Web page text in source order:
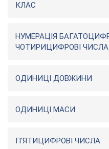
КЛАС
НУМЕРАЦІЯ
ЧОТИРИЦИФРОВІ ЧИСЛА
ОДИНИЦІ ДОВЖИНИ
ОДИНИЦІ МАСИ
П'ЯТИЦИФРОВІ ЧИСЛА